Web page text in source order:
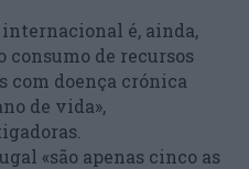
é, ainda,
consumo de recursos
com doença crónica
de vida»,
«são apenas cinco as